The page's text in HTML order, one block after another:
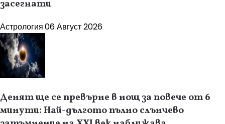
засегнати
Астрология06 Август 2026
Денят ще се превърне в нощ за повече от 6
минути: Най-дългото пълно слънчево